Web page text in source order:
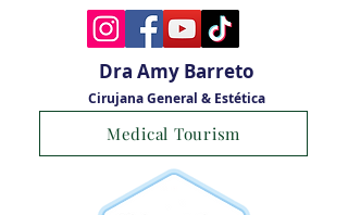
Dra Amy Barreto
Cirujana General & Estética
Medical Tourism